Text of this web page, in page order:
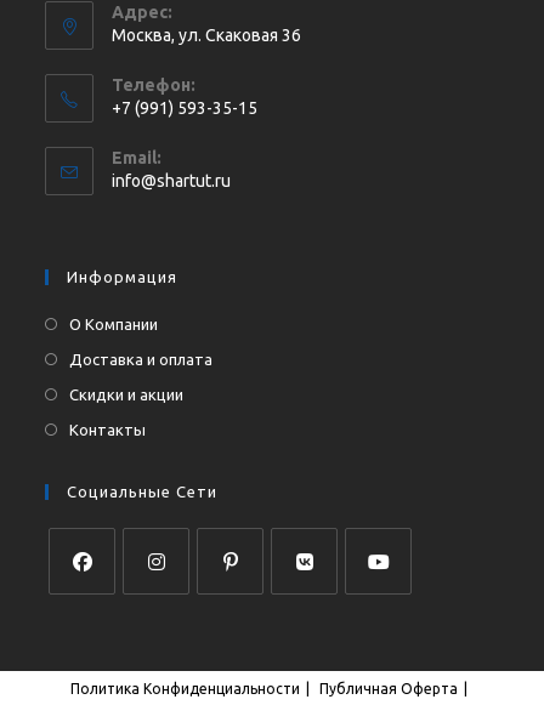
Адрес:
Москва, ул. Cкаковая 36
Телефон:
+7 (991) 593-35-15
в
вашем
Email:
info@shartut.ru
Информация
О Компании
Доставка и оплата
Скидки и акции
Контакты
Социальные Сети
новой
вкладке
новой
вкладке
новой
вкладке
новой
вкладке
новой
вкладке
Политика Конфиденциальности
Публичная Оферта